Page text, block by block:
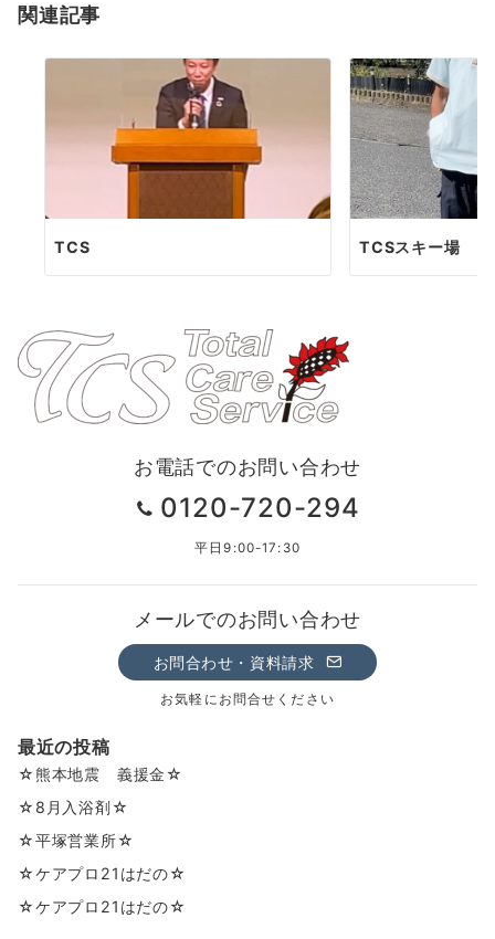
ン
関連記事
TCS TCSスキー場
お電話でのお問い合わせ
0120-720-294
平日9:00-17:30
メールでのお問い合わせ
お問合わせ・資料請求
お気軽にお問合せください
最近の投稿
☆熊本地震 義援金☆
☆8月入浴剤☆
☆平塚営業所☆
☆ケアプロ21はだの☆
☆ケアプロ21はだの☆